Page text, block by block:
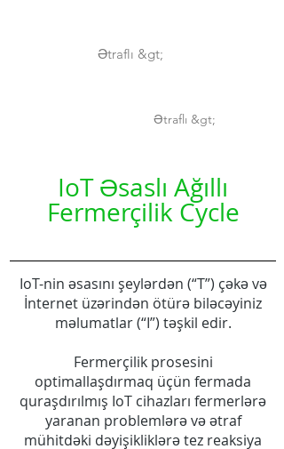
Ətraflı &gt;
Ətraflı &gt;
IoT Əsaslı Ağıllı
Fermerçilik Cycle
IoT-nin əsasını şeylərdən (“T”) çəkə və
İnternet üzərindən ötürə biləcəyiniz
məlumatlar (“I”) təşkil edir.
Fermerçilik prosesini
optimallaşdırmaq üçün fermada
quraşdırılmış IoT cihazları fermerlərə
yaranan problemlərə və ətraf
mühitdəki dəyişikliklərə tez reaksiya